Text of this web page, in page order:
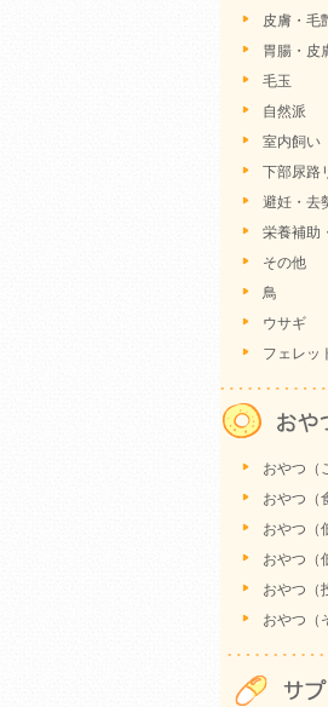
皮膚・毛
胃腸・皮
毛玉
自然派
室内飼い
下部尿路
避妊・去
栄養補助
その他
鳥
ウサギ
フェレッ
おやつ（
おやつ（
おやつ（
おやつ（
おやつ（
おやつ（